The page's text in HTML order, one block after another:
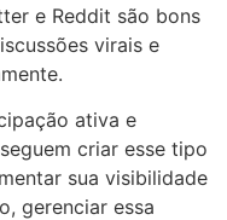
e Reddit são bons
virais e
ativa e
criar esse tipo
sua visibilidade
gerenciar essa